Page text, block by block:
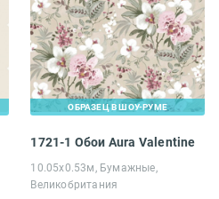
ОБРАЗЕЦ В ШОУ-РУМЕ
1721-1 Обои Aura Valentine
10.05х0.53м, Бумажные,
Великобритания